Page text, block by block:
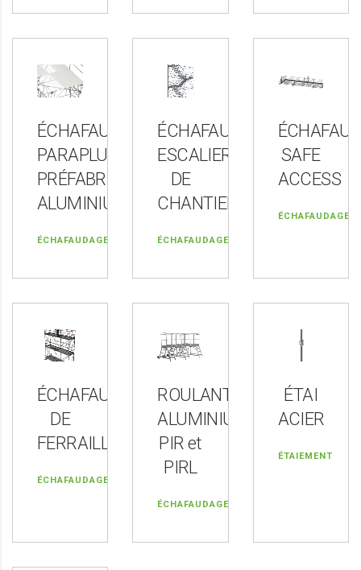
ÉCHAFAUDAGE
PARAPLUIE
PRÉFABRIQUÉ
ALUMINIUM
ÉCHAFAUDAGE
ÉCHAFAUDAGE
ESCALIER
DE
CHANTIER
ÉCHAFAUDAGE
SAFE
ACCESS
ÉCHAFAUDAGE
ÉCHAFAUDAGE
DE
FERRAILLAGE
ÉCHAFAUDAGE
ROULANTS
ALUMINIUM
PIR et
PIRL
ÉCHAFAUDAGE
ÉTAI
ACIER
ÉTAIEMENT